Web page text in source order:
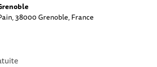
38000 Grenoble, France